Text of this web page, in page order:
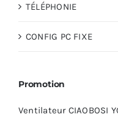
TÉLÉPHONIE
CONFIG PC FIXE
Promotion
Ventilateur CIAOBOSI